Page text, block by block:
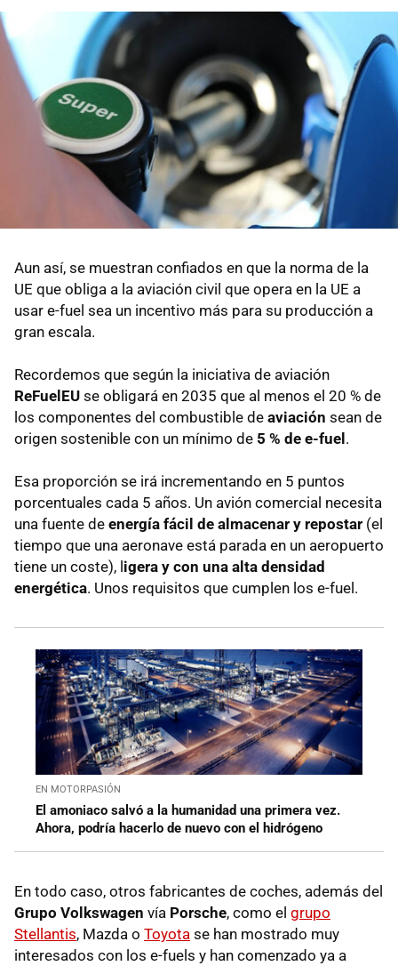
Aun así, se muestran confiados en que la norma de la
UE que obliga a la aviación civil que opera en la UE a
usar e-fuel sea un incentivo más para su producción a
gran escala.
Recordemos que según la iniciativa de aviación
ReFuelEU se obligará en 2035 que al menos el 20 % de
los componentes del combustible de aviación sean de
origen sostenible con un mínimo de 5 % de e-fuel .
Esa proporción se irá incrementando en 5 puntos
porcentuales cada 5 años. Un avión comercial necesita
una fuente de energía fácil de almacenar y repostar (el
tiempo que una aeronave está parada en un aeropuerto
tiene un coste), l igera y con una alta densidad
energética. Unos requisitos que cumplen los e-fuel.
EN MOTORPASIÓN
El amoniaco salvó a la humanidad una primera vez.
Ahora, podría hacerlo de nuevo con el hidrógeno
En todo caso, otros fabricantes de coches, además del
Grupo Volkswagen vía Porsche, como el grupo
Stellantis, Mazda o Toyota se han mostrado muy
interesados con los e-fuels y han comenzado ya a